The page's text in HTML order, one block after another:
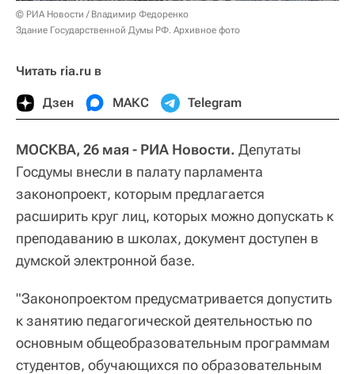
© РИА Новости / Владимир Федоренко
Здание Государственной Думы РФ. Архивное фото
Читать ria.ru в
Дзен МАКС Telegram
МОСКВА, 26 мая - РИА Новости. Депутаты
Госдумы внесли в палату парламента
законопроект, которым предлагается
расширить круг лиц, которых можно допускать к
преподаванию в школах, документ доступен в
думской электронной базе.
"Законопроектом предусматривается допустить
к занятию педагогической деятельностью по
основным общеобразовательным программам
студентов, обучающихся по образовательным